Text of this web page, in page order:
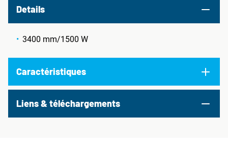
Details
3400 mm/1500 W
Caractéristiques
Liens & téléchargements